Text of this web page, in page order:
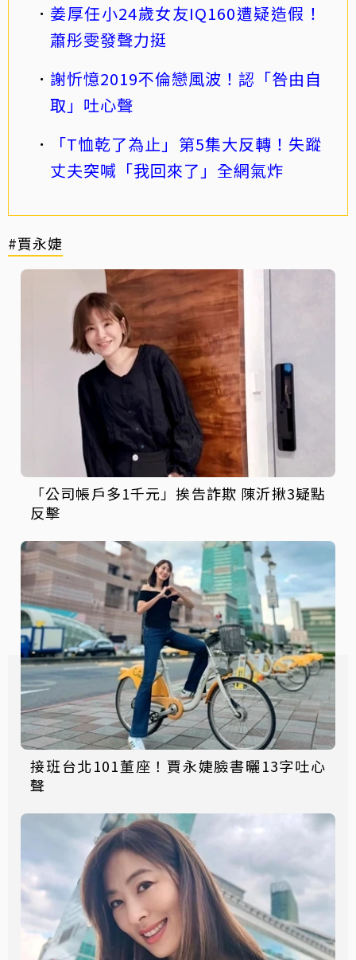
姜厚任小24歲女友IQ160遭疑造假！
蕭彤雯發聲力挺
謝忻憶2019不倫戀風波！認「咎由自
取」吐心聲
「T恤乾了為止」第5集大反轉！失蹤
丈夫突喊「我回來了」全網氣炸
#賈永婕
「公司帳戶多1千元」挨告詐欺 陳沂揪3疑點
反擊
接班台北101董座！賈永婕臉書曬13字吐心
聲